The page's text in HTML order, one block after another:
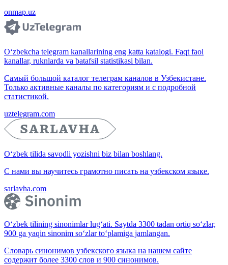
onmap.uz
O‘zbekcha telegram kanallarining eng katta katalogi. Faqt faol
kanallar, ruknlarda va batafsil statistikasi bilan.
Самый большой каталог телеграм каналов в Узбекистане.
Только активные каналы по категориям и с подробной
статистикой.
uztelegram.com
O‘zbek tilida savodli yozishni biz bilan boshlang.
С нами вы научитесь грамотно писать на узбекском языке.
sarlavha.com
O‘zbek tilining sinonimlar lug‘ati. Saytda 3300 tadan ortiq so‘zlar,
900 ga yaqin sinonim so‘zlar to‘plamiga jamlangan.
Словарь синонимов узбекского языка на нашем сайте
содержит более 3300 слов и 900 синонимов.